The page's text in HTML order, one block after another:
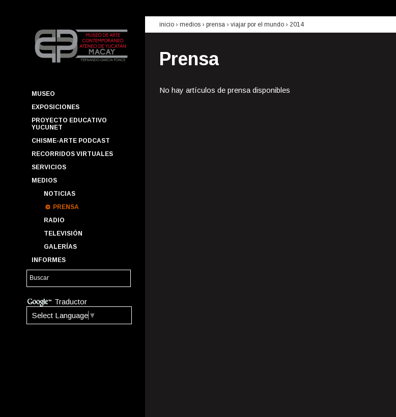
MUSEO
EXPOSICIONES
PROYECTO EDUCATIVO
YUCUNET
CHISME-ARTE PODCAST
RECORRIDOS VIRTUALES
SERVICIOS
MEDIOS
NOTICIAS
PRENSA
RADIO
TELEVISIÓN
GALERÍAS
INFORMES
Traductor
Select Language ▼
inicio › medios › prensa › viajar por el mundo › 2014
Prensa
No hay artículos de prensa disponibles